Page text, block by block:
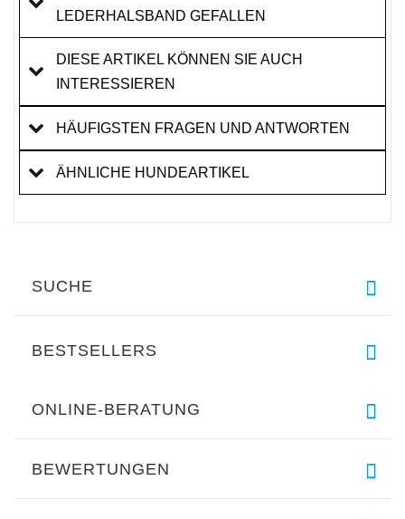
LEDERHALSBAND GEFALLEN
DIESE ARTIKEL KÖNNEN SIE AUCH
INTERESSIEREN
HÄUFIGSTEN FRAGEN UND ANTWORTEN
ÄHNLICHE HUNDEARTIKEL
SUCHE
BESTSELLERS
ONLINE-BERATUNG
BEWERTUNGEN